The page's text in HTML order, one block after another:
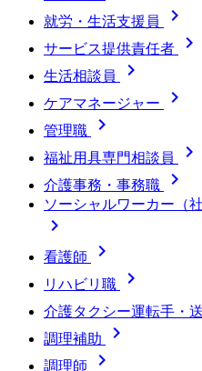
就労・生活支援員 
サービス提供責任者 
生活相談員 
ケアマネージャー 
管理職 
福祉用具専門相談員 
介護事務・事務職 
ソーシャルワーカー（

看護師 
リハビリ職 
介護タクシー運転手・
調理補助 
調理師 